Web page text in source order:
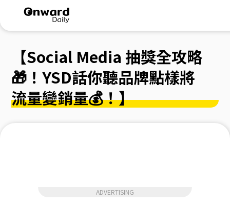
【Social Media 抽獎全攻略
🎁！YSD話你聽品牌點樣將
流量變銷量💰！】
ADVERTISING